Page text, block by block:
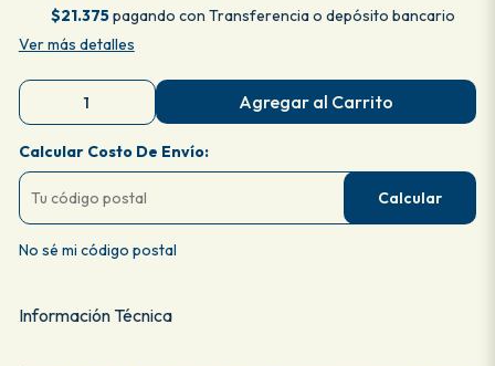
$21.375pagando con Transferencia o depósito bancario
Ver más detalles
Agregar al Carrito
Calcular Costo De Envío:
Calcular
No sé mi código postal
Información Técnica